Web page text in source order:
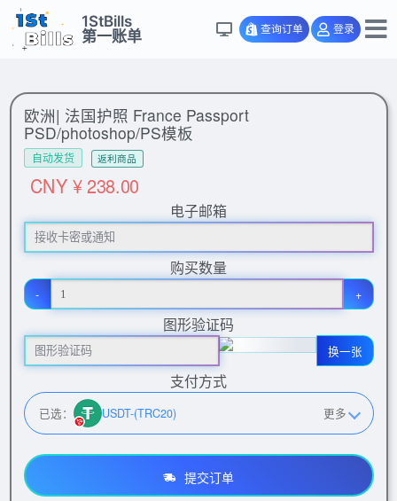
1StBills
第一账单
查询订单 登录
欧洲| 法国护照 France Passport
PSD/photoshop/PS模板
自动发货 返利商品
CNY ¥ 238.00
电子邮箱
购买数量
- +
图形验证码
换一张
支付方式
已选： USDT-(TRC20) 更多
提交订单